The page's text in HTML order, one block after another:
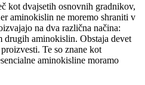
kot dvajsetih osnovnih gradnikov,
aminokislin ne moremo shraniti v
na dva različna načina:
drugih aminokislin. Obstaja devet
Te so znane kot
aminokisline moramo